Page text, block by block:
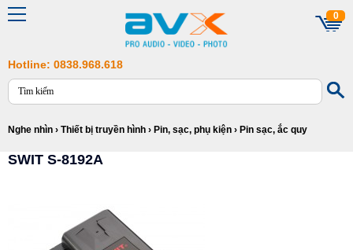
0
Hotline: 0838.968.618
Nghe nhìn › Thiết bị truyền hình › Pin, sạc, phụ kiện › Pin sạc, ắc quy
SWIT S-8192A